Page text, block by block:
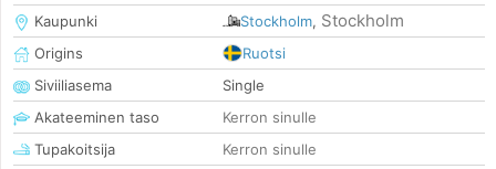
Kaupunki
Stockholm, Stockholm
Origins
Ruotsi
Siviiliasema
Single
Akateeminen taso
Kerron sinulle
Tupakoitsija
Kerron sinulle